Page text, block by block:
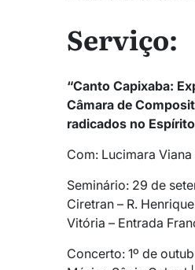
Serviço:
“Canto Capixaba:
Câmara de
radicados no
Com: Lucimara Viana
Seminário: 29 de
Ciretran – R.
Vitória – Entrada
Concerto: 1º de